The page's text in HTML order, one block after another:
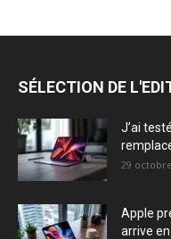
SÉLECTION DE
J’ai
29
Apple
arrive en